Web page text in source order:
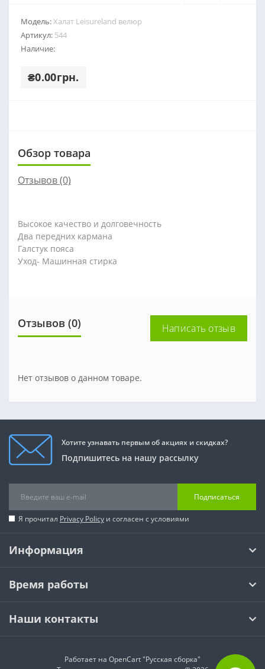
Модель:Халат Leisureland велюр
Артикул: 544
Наличие:
₴0.00грн.
Обзор товара
Отзывов (0)
Высокое качество и долговечность
Два передних кармана
Галстук пояса
Уход- Машинная стирка
Отзывов (0) Написать отзыв
Нет отзывов о данном товаре.
Хотите узнавать первым об акциях и скидках?
Подпишитесь на нашу рассылку
Подписаться
Я прочитал Privacy Policy и согласен с условиями
Информация
Время работы
Наши контакты
Работает на OpenCart "Русская сборка"